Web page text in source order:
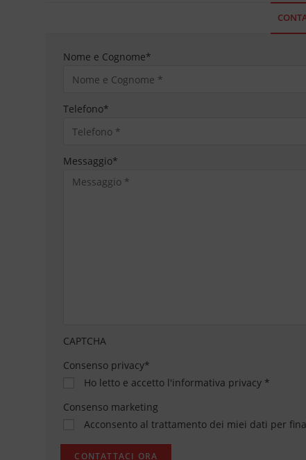
Nome e Cognome*
Telefono*
Messaggio*
CAPTCHA
Consenso privacy*
Ho letto e accetto l'informativa privacy *
Consenso marketing
Acconsento al trattamento dei miei dati per